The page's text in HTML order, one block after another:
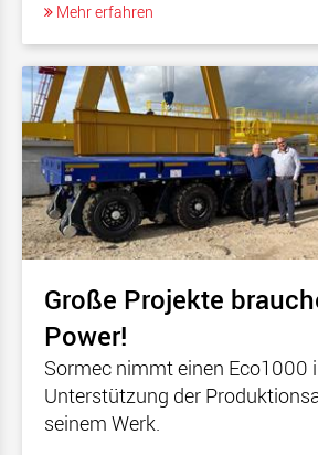
Mehr erfahren
Große Projekte
Power!
Sormec nimmt einen Eco1000
Unterstützung der
seinem Werk.